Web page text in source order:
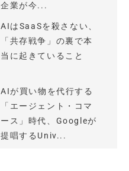
企業が今...
AIはSaaSを殺さない、
「共存戦争」の裏で本
当に起きていること
AIが買い物を代行する
「エージェント・コマ
ース」時代、Googleが
提唱するUniv...